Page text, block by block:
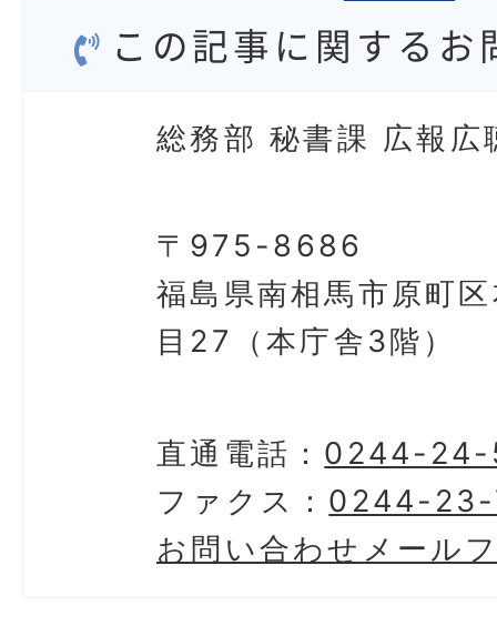
この記事に関するお
総務部 秘書課 広報広
〒975-8686
福島県南相馬市原町
目27（本庁舎3階）
直通電話： 0244-24-
ファクス： 0244-
お問い合わせメール